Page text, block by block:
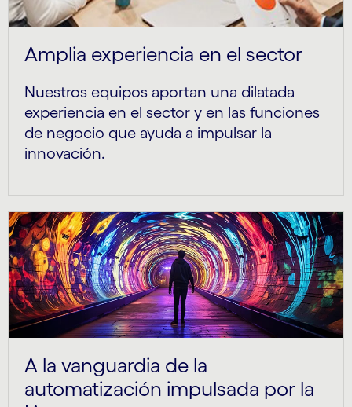
Amplia experiencia en el sector
Nuestros equipos aportan una dilatada
experiencia en el sector y en las funciones
de negocio que ayuda a impulsar la
innovación.
A la vanguardia de la
automatización impulsada por la